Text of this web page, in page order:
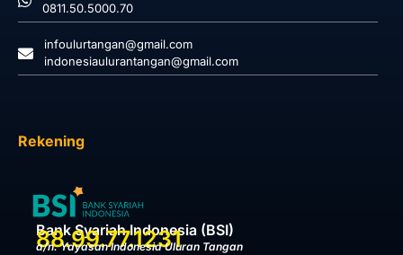
0811.50.5000.70
infoulurtangan@gmail.com
indonesiaulurantangan@gmail.com
Rekening
Bank Syariah Indonesia (BSI)
88.99.77.1231
a/n. Yayasan Indonesia Uluran Tangan